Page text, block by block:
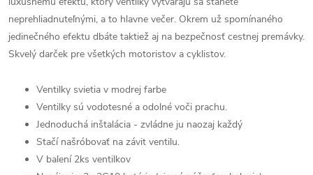
neprehliadnuteľnými, a to hlavne večer. Okrem už spomínaného
jedinečného efektu dbáte taktiež aj na bezpečnosť cestnej premávky.
Skvelý darček pre všetkých motoristov a cyklistov.
Ventilky svietia v modrej farbe
Ventilky sú vodotesné a odolné voči prachu.
Jednoduchá inštalácia - zvládne ju naozaj každý
Stačí našróbovať na závit ventilu.
V balení 2ks ventilkov